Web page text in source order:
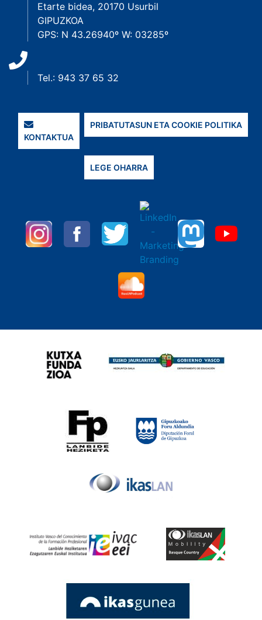
Etarte bidea, 20170 Usurbil
GIPUZKOA
GPS: N 43.26940º W: 03285º
Tel.: 943 37 65 32
KONTAKTUA
PRIBATUTASUN ETA COOKIE POLITIKA
LEGE OHARRA